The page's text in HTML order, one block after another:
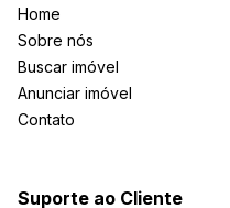
Home
Sobre nós
Buscar imóvel
Anunciar imóvel
Contato
Suporte ao Cliente